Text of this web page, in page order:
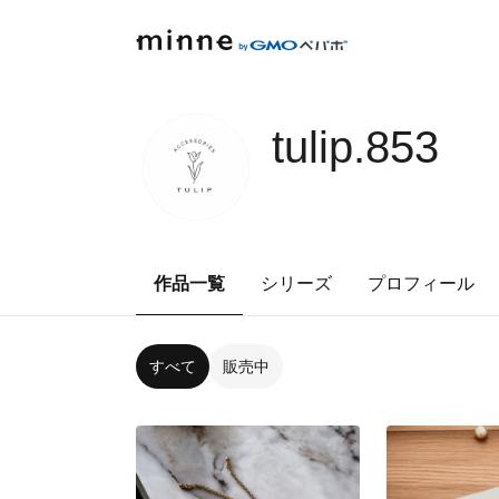
tulip.853
作品一覧 シリーズ プロフィール
すべて 販売中